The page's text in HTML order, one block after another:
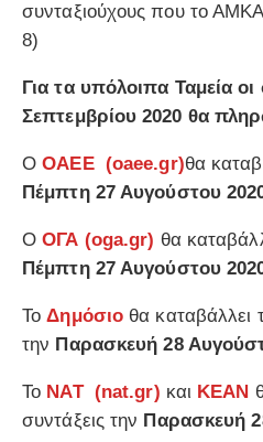
συνταξιούχους που το
8)
Για τα υπόλοιπα Ταμεία οι
Σεπτεμβρίου 2020 θα
ΟΟΑΕΕ (oaee.gr)θα
Πέμπτη 27 Αυγούστου
ΟΟΓΑ (oga.gr) θα
Πέμπτη 27 Αυγούστου
ΤοΔημόσιο θα καταβάλλει
την Παρασκευή 28
Το ΝΑΤ (nat.gr) και ΚΕΑΝ
συντάξεις την Παρασκευή